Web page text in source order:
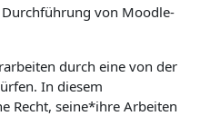
von Moodle-
durch eine von der
In diesem
Recht, seine*ihre Arbeiten